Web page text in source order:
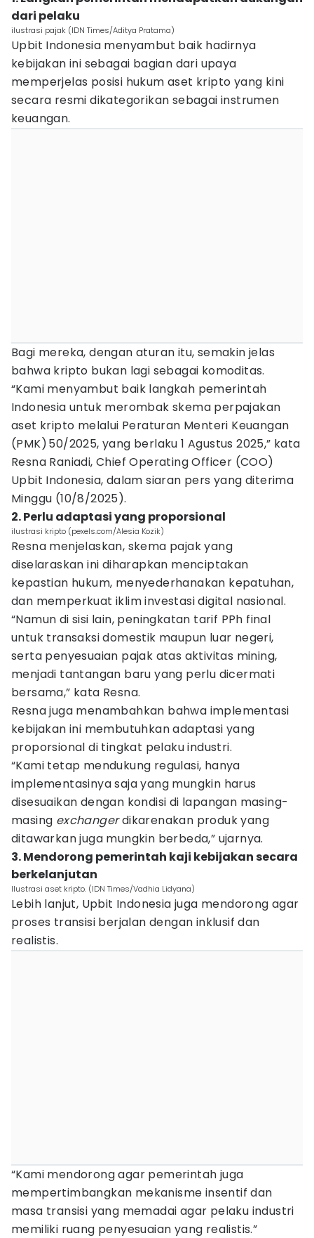
dari pelaku
ilustrasi pajak (IDN Times/Aditya Pratama)
Upbit Indonesia menyambut baik hadirnya
kebijakan ini sebagai bagian dari upaya
memperjelas posisi hukum aset kripto yang kini
secara resmi dikategorikan sebagai instrumen
keuangan.
Bagi mereka, dengan aturan itu, semakin jelas
bahwa kripto bukan lagi sebagai komoditas.
“Kami menyambut baik langkah pemerintah
Indonesia untuk merombak skema perpajakan
aset kripto melalui Peraturan Menteri Keuangan
(PMK) 50/2025, yang berlaku 1 Agustus 2025,” kata
Resna Raniadi, Chief Operating Officer (COO)
Upbit Indonesia, dalam siaran pers yang diterima
Minggu (10/8/2025).
2. Perlu adaptasi yang proporsional
ilustrasi kripto (pexels.com/Alesia Kozik)
Resna menjelaskan, skema pajak yang
diselaraskan ini diharapkan menciptakan
kepastian hukum, menyederhanakan kepatuhan,
dan memperkuat iklim investasi digital nasional.
“Namun di sisi lain, peningkatan tarif PPh final
untuk transaksi domestik maupun luar negeri,
serta penyesuaian pajak atas aktivitas mining,
menjadi tantangan baru yang perlu dicermati
bersama,” kata Resna.
Resna juga menambahkan bahwa implementasi
kebijakan ini membutuhkan adaptasi yang
proporsional di tingkat pelaku industri.
“Kami tetap mendukung regulasi, hanya
implementasinya saja yang mungkin harus
disesuaikan dengan kondisi di lapangan masing-
masing exchangerdikarenakan produk yang
ditawarkan juga mungkin berbeda,” ujarnya.
3. Mendorong pemerintah kaji kebijakan secara
berkelanjutan
Ilustrasi aset kripto. (IDN Times/Vadhia Lidyana)
Lebih lanjut, Upbit Indonesia juga mendorong agar
proses transisi berjalan dengan inklusif dan
realistis.
“Kami mendorong agar pemerintah juga
mempertimbangkan mekanisme insentif dan
masa transisi yang memadai agar pelaku industri
memiliki ruang penyesuaian yang realistis.”